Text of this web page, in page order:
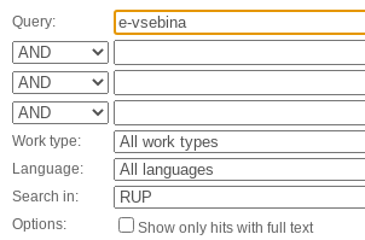
Query:
Work type:
Language:
Search in:
Options:
Show only hits with full text